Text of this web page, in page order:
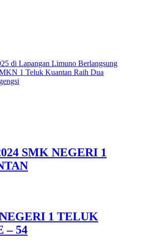
di Lapangan Limuno Berlangsung
1 Teluk Kuantan Raih Dua
SMK NEGERI 1
1 TELUK
– 54